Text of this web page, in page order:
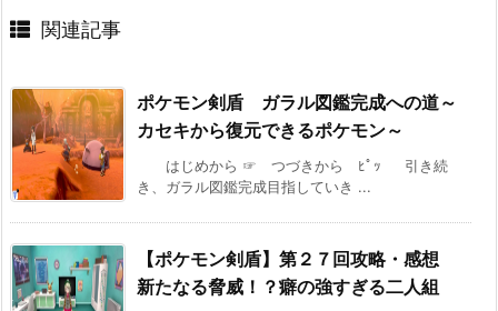
関連記事
ポケモン剣盾 ガラル図鑑完成への道～
カセキから復元できるポケモン～
はじめから ☞ つづきから ﾋﾟｯ 引き続
き、ガラル図鑑完成目指していき ...
【ポケモン剣盾】第２７回攻略・感想
新たなる脅威！？癖の強すぎる二人組